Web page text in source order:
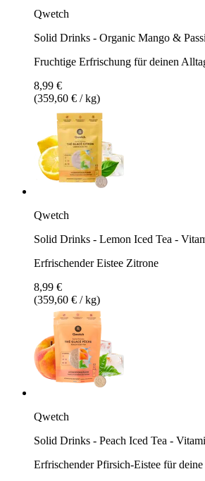
Qwetch
Solid Drinks - Organic Mango &
Fruchtige Erfrischung für deinen
8,99 €
(359,60 € / kg)
Qwetch
Solid Drinks - Lemon Iced Tea -
Erfrischender Eistee Zitrone
8,99 €
(359,60 € / kg)
Qwetch
Solid Drinks - Peach Iced Tea -
Erfrischender Pfirsich-Eistee für